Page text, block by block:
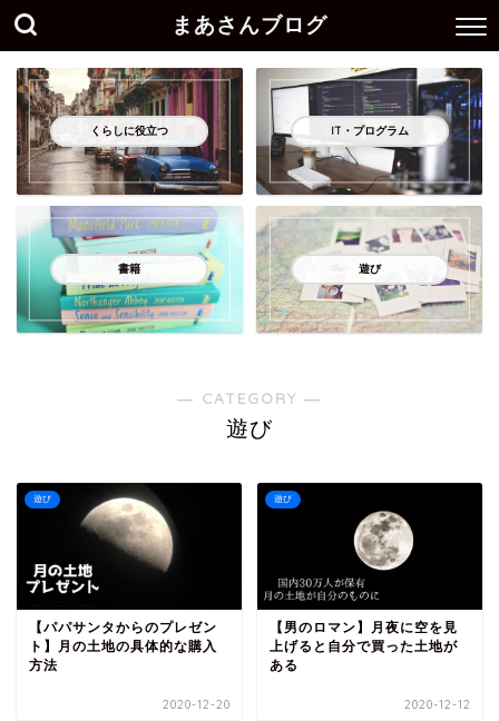
まあさんブログ
くらしに役立つ IT・プログラム
書籍 遊び
― CATEGORY ―
遊び
遊び
【パパサンタからのプレゼン
ト】月の土地の具体的な購入
方法
2020-12-20
遊び
【男のロマン】月夜に空を見
上げると自分で買った土地が
ある
2020-12-12